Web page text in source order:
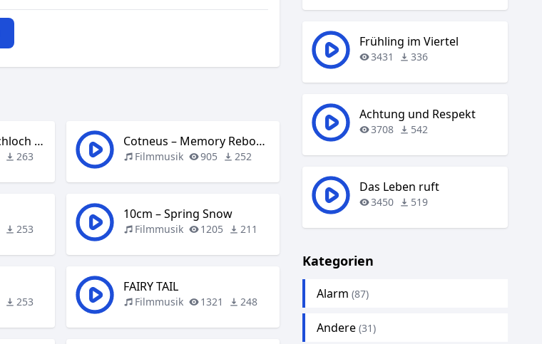
Gott muss ein Arschloch sein
263
Cotneus – Memory Rebooted
Filmmusik 905 252
253
10cm – Spring Snow
Filmmusik 1205 211
253
FAIRY TAIL
Filmmusik 1321 248
Frühling im Viertel
3431 336
Achtung und Respekt
3708 542
Das Leben ruft
3450 519
Kategorien
Alarm (87)
Andere (31)